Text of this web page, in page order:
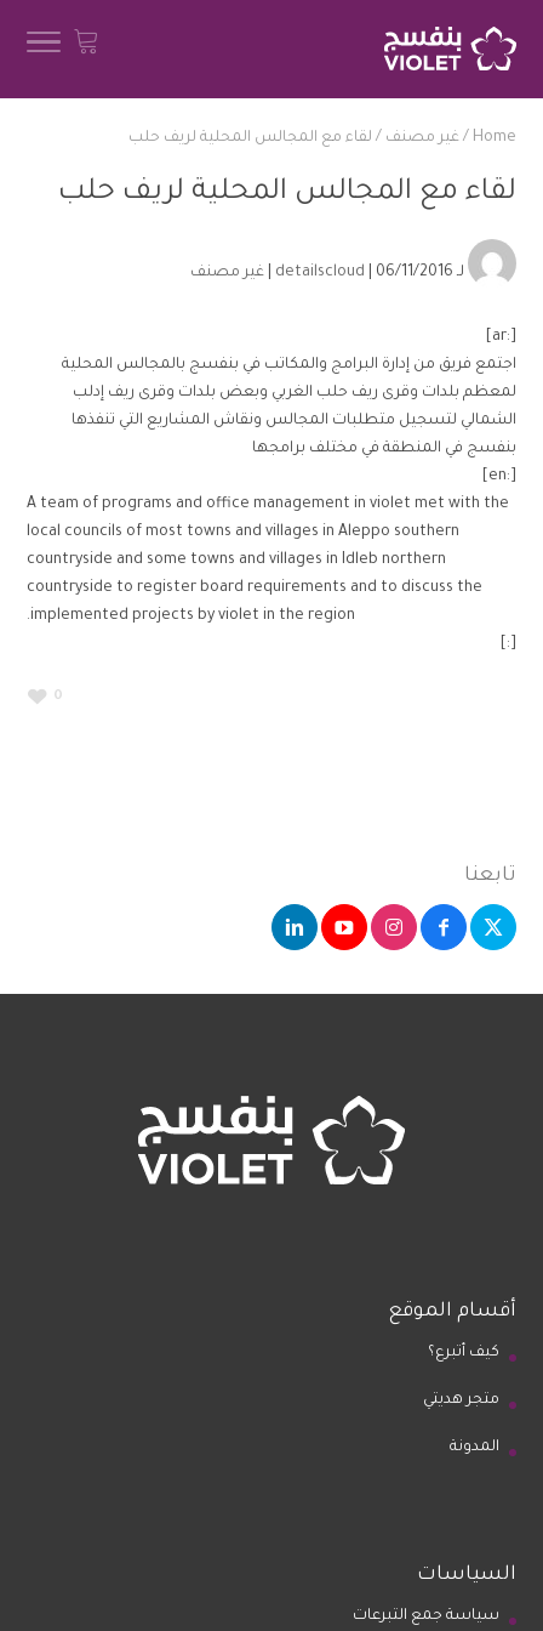
Home
/ غير مصنف / لقاء مع المجالس المحلية لريف حلب
لقاء مع المجالس المحلية لريف حلب
لـ detailscloud | 06/11/2016 | غير مصنف
[:ar]
اجتمع فريق من إدارة البرامج والمكاتب في بنفسج بالمجالس المحلية
لمعظم بلدات وقرى ريف حلب الغربي وبعض بلدات وقرى ريف إدلب
الشمالي لتسجيل متطلبات المجالس ونقاش المشاريع التي تنفذها
بنفسج في المنطقة في مختلف برامجها
[:en]
A team of programs and office management in violet met with the
local councils of most towns and villages in Aleppo southern
countryside and some towns and villages in Idleb northern
countryside to register board requirements and to discuss the
implemented projects by violet in the region.
[:]
0
تابعنا
أقسام الموقع
كيف أتبرع؟
متجر هديتي
المدونة
السياسات
سياسة جمع التبرعات